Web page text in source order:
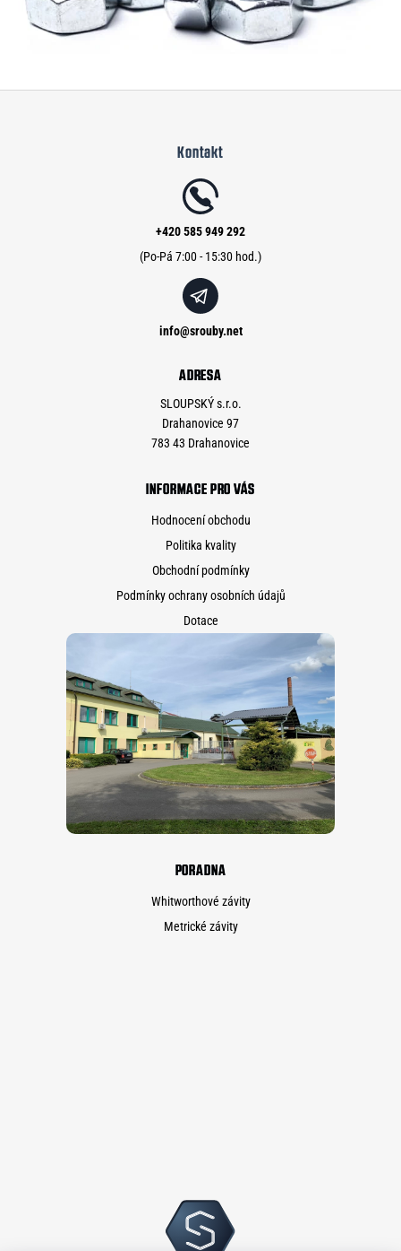
Kontakt
info@srouby.net
+420 585 949 292
ADRESA
SLOUPSKÝ s.r.o.
Drahanovice 97
783 43 Drahanovice
INFORMACE PRO VÁS
Hodnocení obchodu
Politika kvality
Obchodní podmínky
Podmínky ochrany osobních údajů
Dotace
PORADNA
Whitworthové závity
Metrické závity